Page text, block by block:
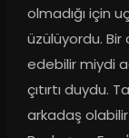
olmadığı için
üzülüyordu. Bir
edebilir miydi
çıtırtı duydu.
arkadaş